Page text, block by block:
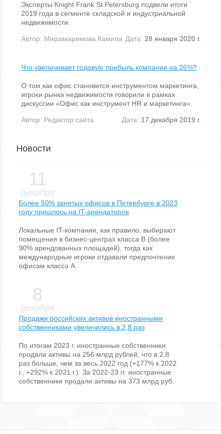
Эксперты Knight Frank St Petersburg подвели итоги
2019 года в сегменте складской и индустриальной
недвижимости.
Автор: Мирзакаримова Камила Дата: 28 января 2020 г.
Что увеличивает годовую прибыль компании на 26%?
О том,как офис становится инструментом маркетинга,
игроки рынка недвижимости говорили в рамках
дискуссии «Офис как инструмент HR и маркетинга».
Автор: Редактор сайта Дата: 17 декабря 2019 г.
Новости
11
декабря
Более 50% занятых офисов в Петербурге в 2023
году пришлось на IT-арендаторов
Локальные IT-компании, как правило, выбирают
помещения в бизнес-центрах класса В (более
90% арендованных площадей), тогда как
международные игроки отдавали предпочтение
офисам класса А.
8
декабря
Продажи российских активов иностранными
собственниками увеличились в 2,8 раз
По итогам 2023 г. иностранные собственники
продали активы на 256 млрд рублей, что в 2,8
раз больше, чем за весь 2022 год (+177% к 2022
г., +292% к 2021 г.). За 2022-23 гг. иностранные
собственники продали активы на 373 млрд руб.